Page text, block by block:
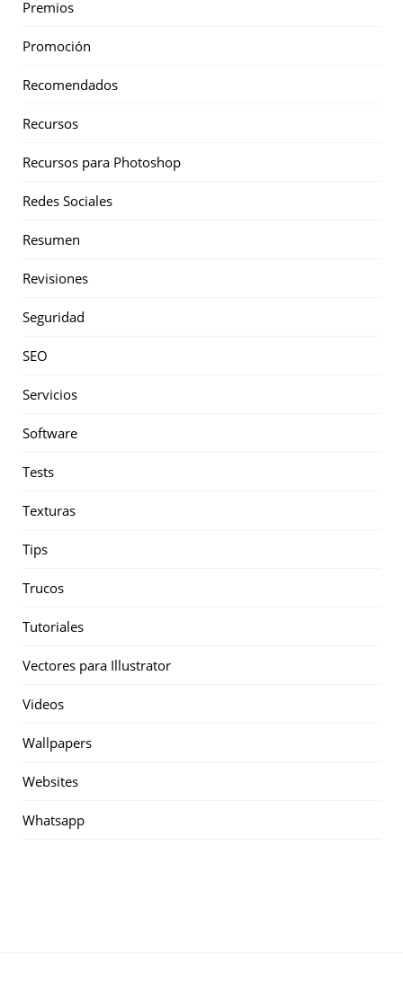
Premios
Promoción
Recomendados
Recursos
Recursos para Photoshop
Redes Sociales
Resumen
Revisiones
Seguridad
SEO
Servicios
Software
Tests
Texturas
Tips
Trucos
Tutoriales
Vectores para Illustrator
Videos
Wallpapers
Websites
Whatsapp